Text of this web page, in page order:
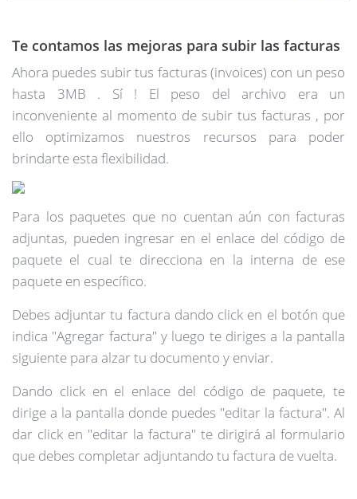
Te contamos las mejoras para subir las facturas
Ahora puedes subir tus facturas (invoices) con un peso
hasta 3MB . Sí ! El peso del archivo era un
inconveniente al momento de subir tus facturas , por
ello optimizamos nuestros recursos para poder
brindarte esta flexibilidad.
Para los paquetes que no cuentan aún con facturas
adjuntas, pueden ingresar en el enlace del código de
paquete el cual te direcciona en la interna de ese
paquete en específico.
Debes adjuntar tu factura dando click en el botón que
indica "Agregar factura" y luego te diriges a la pantalla
siguiente para alzar tu documento y enviar.
Dando click en el enlace del código de paquete, te
dirige a la pantalla donde puedes "editar la factura". Al
dar click en "editar la factura" te dirigirá al formulario
que debes completar adjuntando tu factura de vuelta.